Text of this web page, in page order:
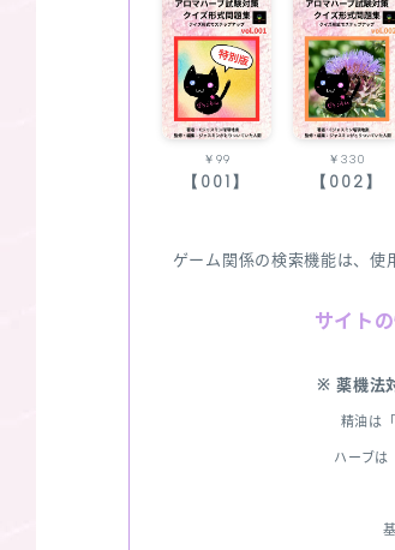
￥99
【001】
￥330
【002】
ゲーム関係の検索機能は、使
サイトの
※ 薬機法
精油は
ハーブは